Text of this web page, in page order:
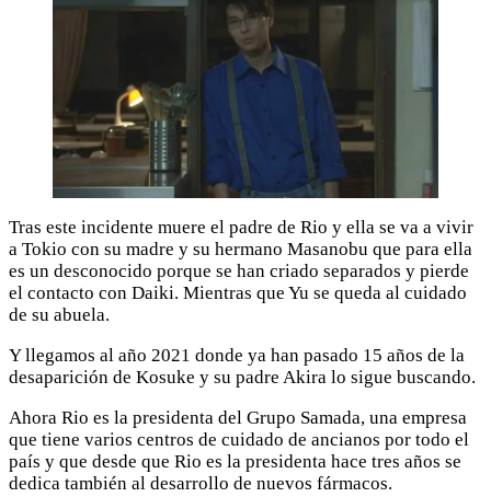
Tras este incidente muere el padre de Rio y ella se va a vivir
a Tokio con su madre y su hermano Masanobu que para ella
es un desconocido porque se han criado separados y pierde
el contacto con Daiki. Mientras que Yu se queda al cuidado
de su abuela.
Y llegamos al año 2021 donde ya han pasado 15 años de la
desaparición de Kosuke y su padre Akira lo sigue buscando.
Ahora Rio es la presidenta del Grupo Samada, una empresa
que tiene varios centros de cuidado de ancianos por todo el
país y que desde que Rio es la presidenta hace tres años se
dedica también al desarrollo de nuevos fármacos.